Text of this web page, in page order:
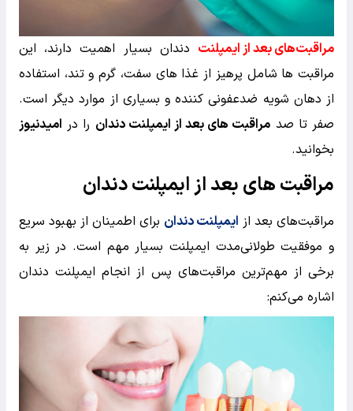
مراقبت‌های بعد از ایمپلنت دندان بسیار اهمیت دارند، این
مراقبت ها شامل پرهیز از غذا های سفت، گرم و تند، استفاده
از دهان‌ شویه ضدعفونی‌ کننده و بسیاری از موارد دیگر است.
صفر تا صد مراقبت های بعد از ایمپلنت دندان را در امیدنیوز
بخوانید.
مراقبت های بعد از ایمپلنت دندان
مراقبت‌های بعد از ایمپلنت دندان برای اطمینان از بهبود سریع
و موفقیت طولانی‌مدت ایمپلنت بسیار مهم است. در زیر به
برخی از مهم‌ترین مراقبت‌های پس از انجام ایمپلنت دندان
اشاره می‌کنم: